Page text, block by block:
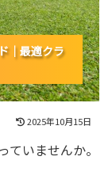
｜最適クラ
｜最適クラ
｜最適クラ
2025年10月15日
いませんか。